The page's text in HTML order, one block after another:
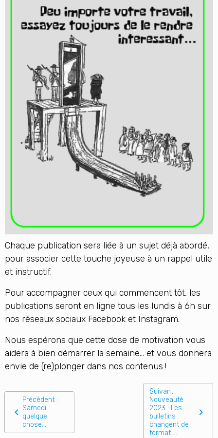
Chaque publication sera liée à un sujet déjà abordé,
pour associer cette touche joyeuse à un rappel utile
et instructif.
Pour accompagner ceux qui commencent tôt, les
publications seront en ligne tous les lundis à 6h sur
nos réseaux sociaux Facebook et Instagram.
Nous espérons que cette dose de motivation vous
aidera à bien démarrer la semaine… et vous donnera
envie de (re)plonger dans nos contenus !
Précédent :
Samedi
quelque
chose...
Suivant :
Nouveauté
2023 : Les
bulletins
changent de
format ...